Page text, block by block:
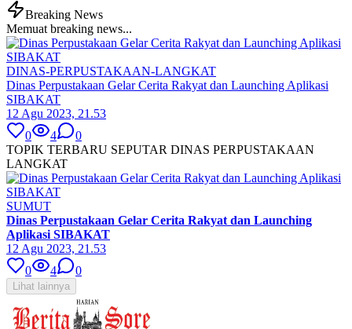
Breaking News
Memuat breaking news...
DINAS-PERPUSTAKAAN-LANGKAT
Dinas Perpustakaan Gelar Cerita Rakyat dan Launching Aplikasi
SIBAKAT
12 Agu 2023, 21.53
0
4
0
TOPIK TERBARU SEPUTAR DINAS PERPUSTAKAAN
LANGKAT
SUMUT
Dinas Perpustakaan Gelar Cerita Rakyat dan Launching
Aplikasi SIBAKAT
12 Agu 2023, 21.53
0
4 0
Lihat lainnya